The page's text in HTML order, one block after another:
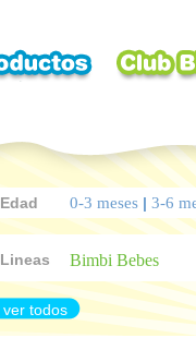
Edad 0-3 meses | 3-6
Lineas Bimbi Bebes
ver todos